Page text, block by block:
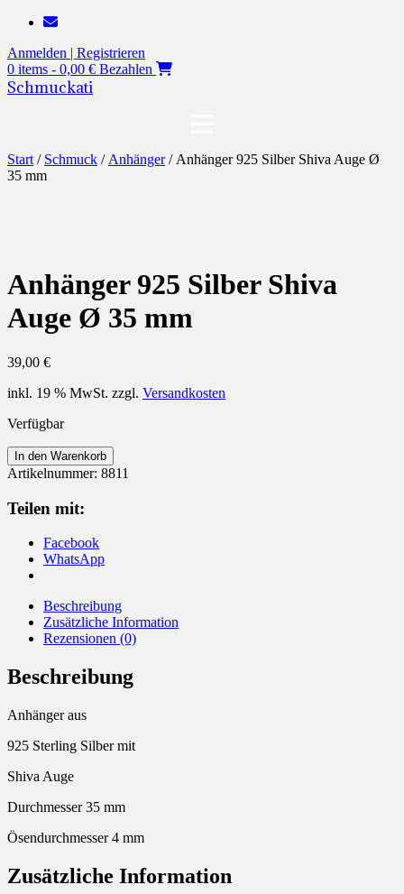
Zum
springen
Anmelden | Registrieren
0 items - 0,00 € Bezahlen
Schmuckati
Start / Schmuck / Anhänger/ Anhänger 925 Silber Shiva Auge Ø
35 mm
Anhänger 925 Silber Shiva
Auge Ø 35 mm
39,00 €
inkl. 19 % MwSt. zzgl. Versandkosten
Verfügbar
Anhänger
925
Shiva
Auge
Menge
In den Warenkorb
Artikelnummer: 8811
Teilen mit:
Facebook
WhatsApp
Beschreibung
Zusätzliche Information
Rezensionen (0)
Beschreibung
Anhänger aus
925 Sterling Silber mit
Shiva Auge
Durchmesser 35 mm
Ösendurchmesser 4 mm
Zusätzliche Information